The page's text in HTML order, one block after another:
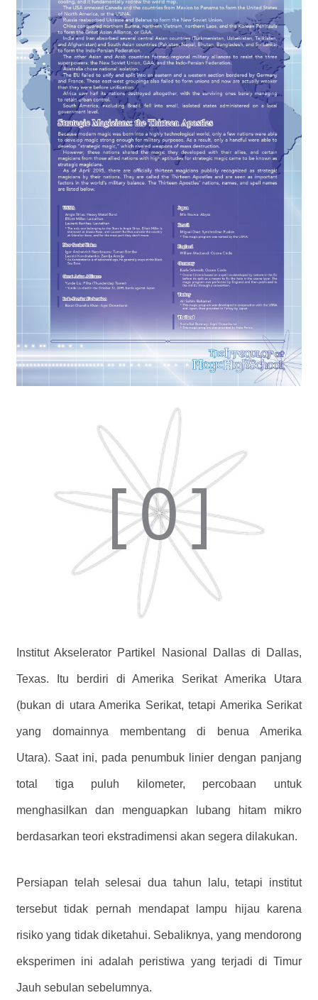
Institut Akselerator Partikel Nasional Dallas di Dallas,
Texas. Itu berdiri di Amerika Serikat Amerika Utara
(bukan di utara Amerika Serikat, tetapi Amerika Serikat
yang domainnya membentang di benua Amerika
Utara). Saat ini, pada penumbuk linier dengan panjang
total tiga puluh kilometer, percobaan untuk
menghasilkan dan menguapkan lubang hitam mikro
berdasarkan teori ekstradimensi akan segera dilakukan.
Persiapan telah selesai dua tahun lalu, tetapi institut
tersebut tidak pernah mendapat lampu hijau karena
risiko yang tidak diketahui. Sebaliknya, yang mendorong
eksperimen ini adalah peristiwa yang terjadi di Timur
Jauh sebulan sebelumnya.